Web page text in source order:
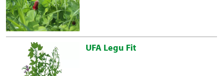
UFA Legu Fit